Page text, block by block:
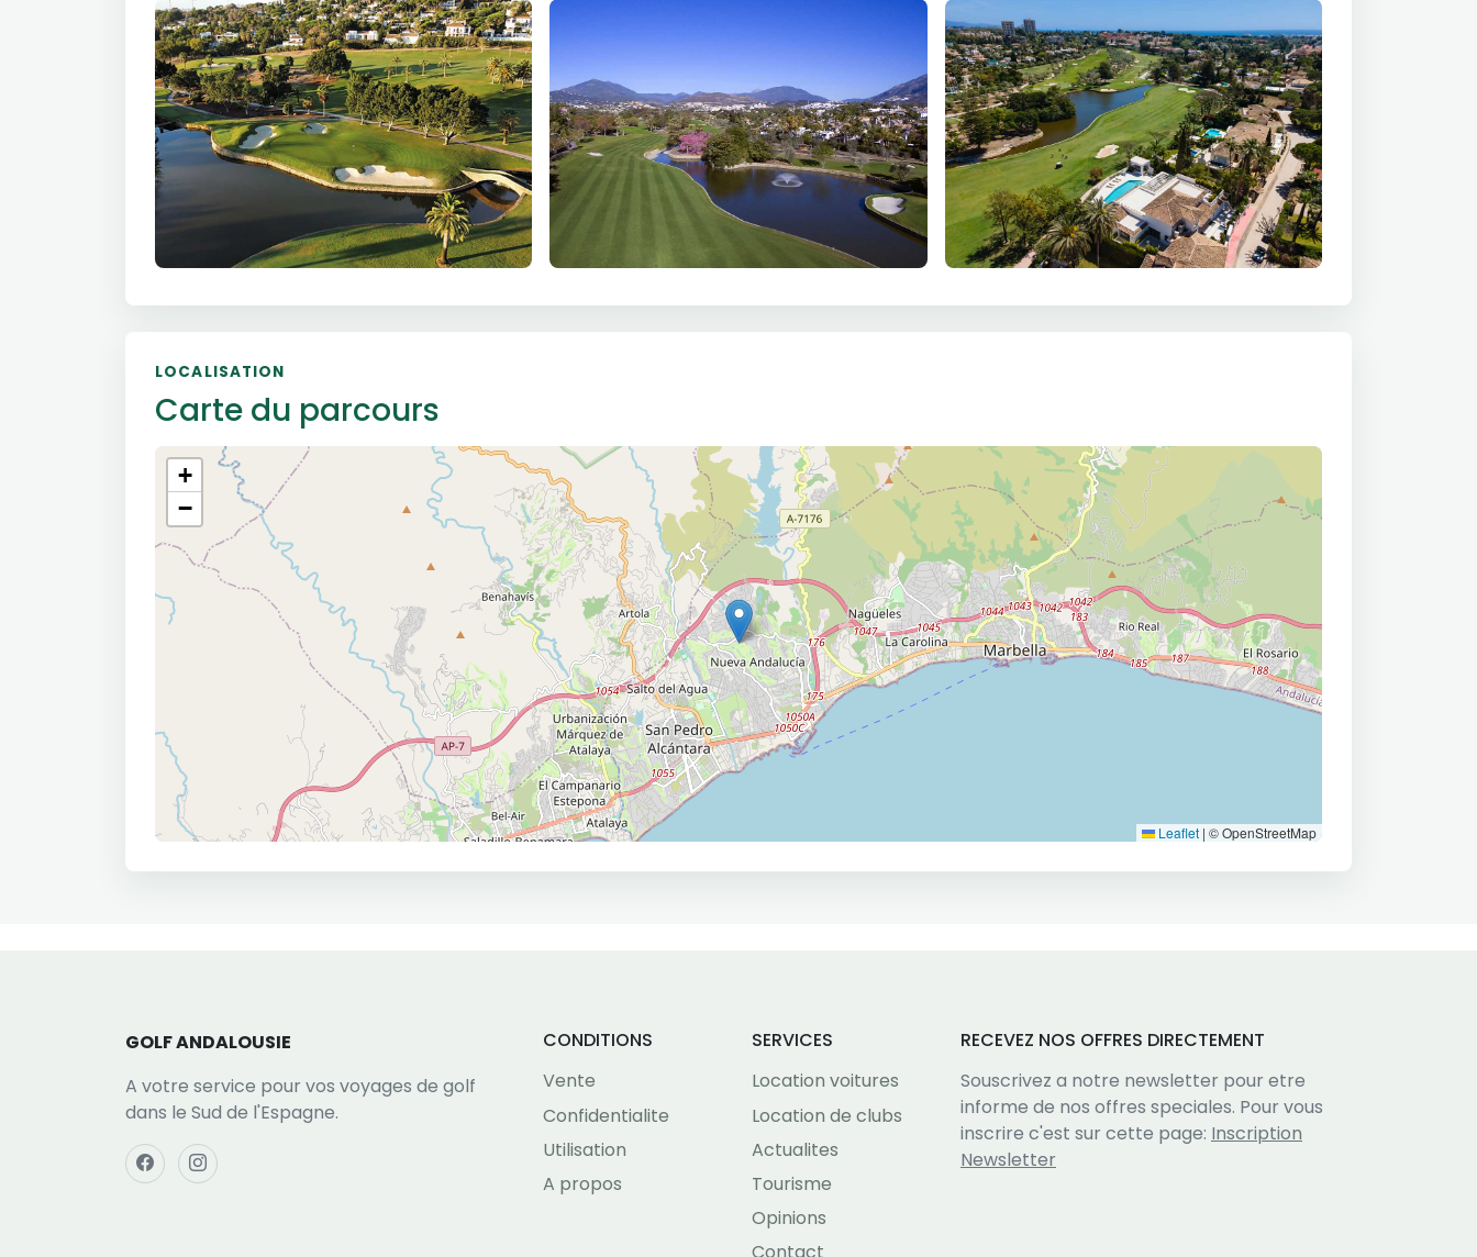
LOCALISATION
Carte du parcours
+
−
Leaflet | © OpenStreetMap
GOLF ANDALOUSIE
A votre service pour vos voyages de golf
dans le Sud de l'Espagne.
CONDITIONS
Vente
Confidentialite
Utilisation
A propos
SERVICES
Location voitures
Location de clubs
Actualites
Tourisme
Opinions
RECEVEZ NOS OFFRES DIRECTEMENT
Souscrivez a notre newsletter pour etre
informe de nos offres speciales. Pour vous
inscrire c'est sur cette page: Inscription
Newsletter